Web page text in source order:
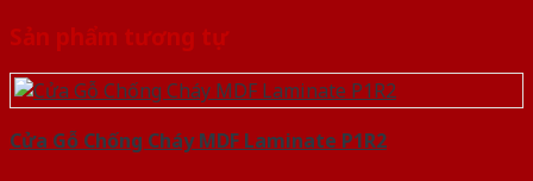
Sản phẩm tương tự
Cửa Gỗ Chống Cháy MDF Laminate P1R2